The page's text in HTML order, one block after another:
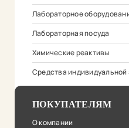
Лабораторное
Лабораторная посуда
Химические реактивы
Средства индивидуальной
ПОКУПАТЕЛЯМ
О компании